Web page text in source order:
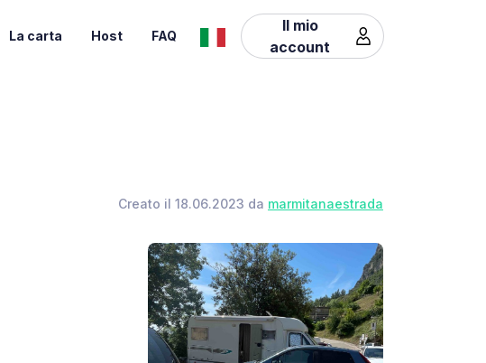
La carta Host FAQ
Il mio
account
Creato il 18.06.2023 da marmitanaestrada